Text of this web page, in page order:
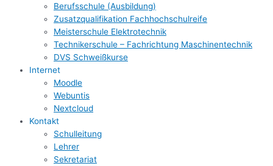
Berufsschule (Ausbildung)
Zusatzqualifikation Fachhochschulreife
Meisterschule Elektrotechnik
Technikerschule – Fachrichtung Maschinentechnik
DVS Schweißkurse
Internet
Moodle
Webuntis
Nextcloud
Kontakt
Schulleitung
Lehrer
Sekretariat